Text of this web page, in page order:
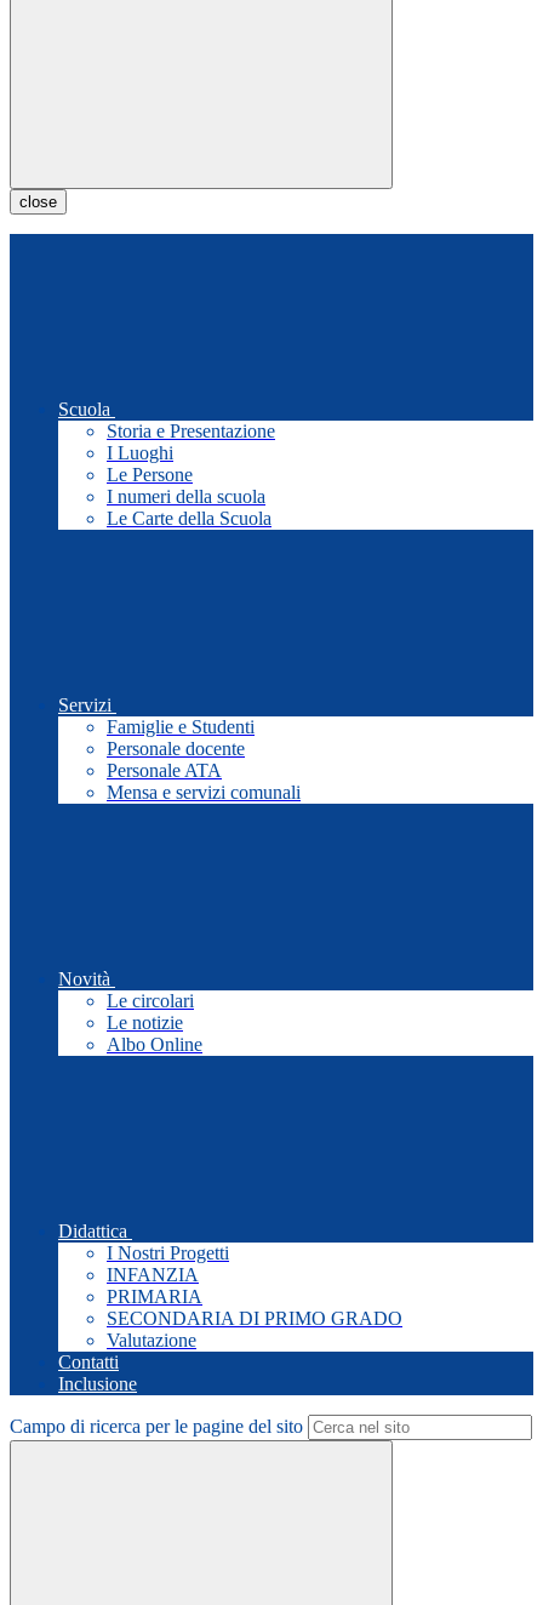
close
Scuola
Storia e Presentazione
I Luoghi
Le Persone
I numeri della scuola
Le Carte della Scuola
Servizi
Famiglie e Studenti
Personale docente
Personale ATA
Mensa e servizi comunali
Novità
Le circolari
Le notizie
Albo Online
Didattica
I Nostri Progetti
INFANZIA
PRIMARIA
SECONDARIA DI PRIMO GRADO
Valutazione
Contatti
Inclusione
Campo di ricerca per le pagine del sito